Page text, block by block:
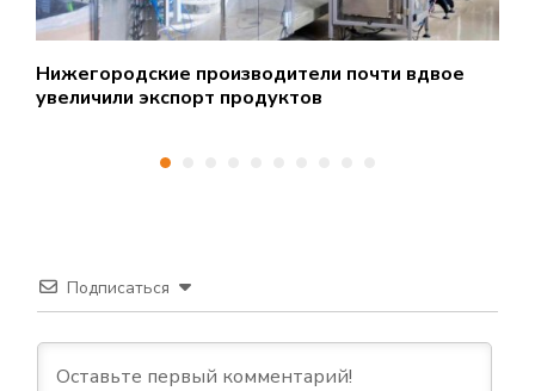
Нижегородские производители почти вдвое
увеличили экспорт продуктов
Подписаться